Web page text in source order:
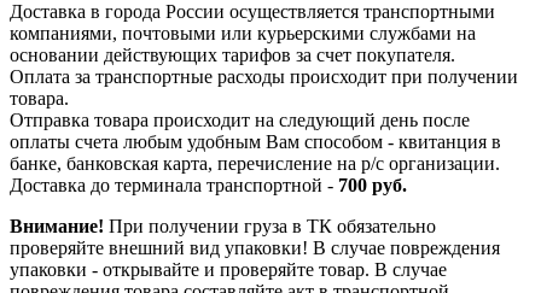
Доставка в города России осуществляется транспортными
компаниями, почтовыми или курьерскими службами на
основании действующих тарифов за счет покупателя.
Оплата за транспортные расходы происходит при получении
товара.
Отправка товара происходит на следующий день после
оплаты счета любым удобным Вам способом - квитанция в
банке, банковская карта, перечисление на р/с организации.
Доставка до терминала транспортной - 700 руб.
Внимание! При получении груза в ТК обязательно
проверяйте внешний вид упаковки! В случае повреждения
упаковки - открывайте и проверяйте товар. В случае